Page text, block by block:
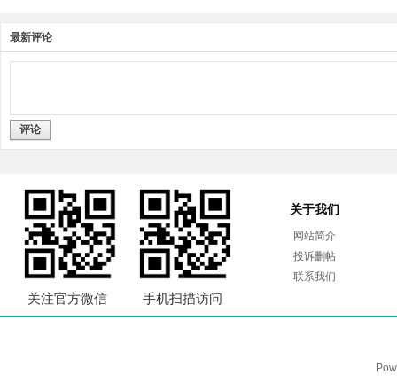
最新评论
评论
关注官方微信 手机扫描访问
关于我们
网站简介
投诉删帖
联系我们